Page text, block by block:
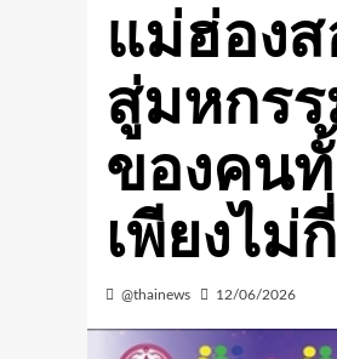
แม่ฮ่อง
สู่มหกร
ของคนทั้
เพียงไม่
@thainews 12/06/2026